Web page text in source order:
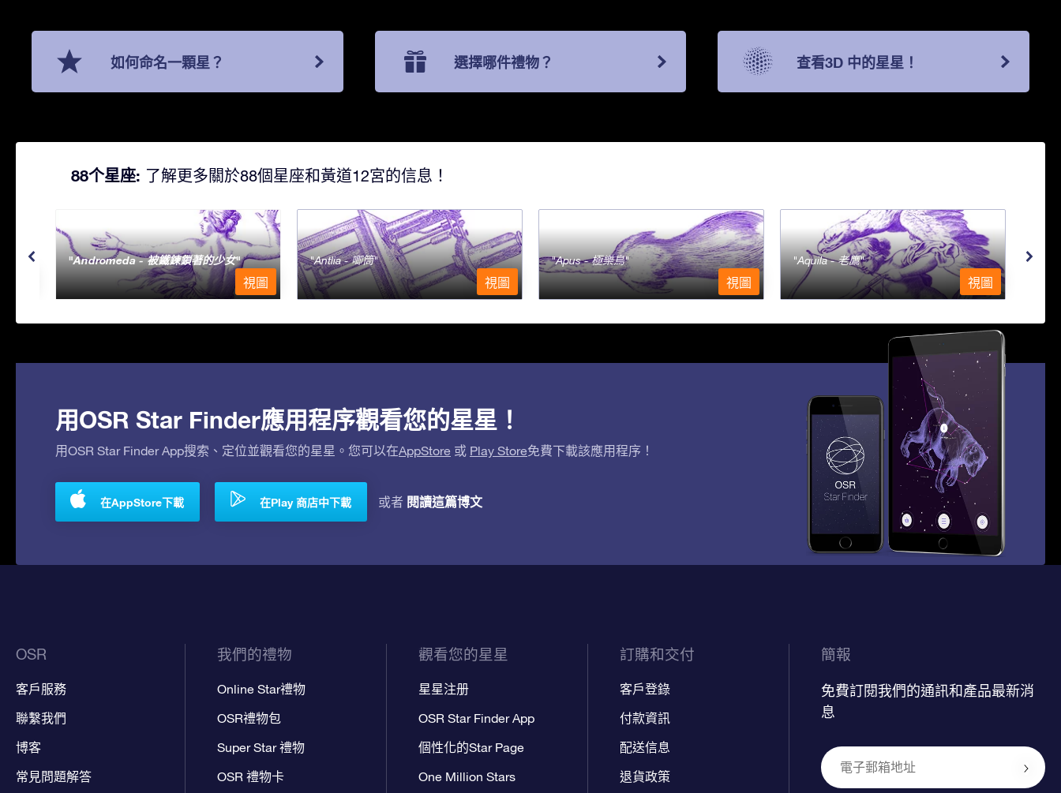
如何命名一顆星？ 選擇哪件禮物？ 查看3D 中的星星！
88个星座: 了解更多關於88個星座和黃道12宮的信息！
Andromeda - 被鐵鍊鎖著的少女
視圖
Antlia - 唧筒
視圖
Apus - 極樂鳥
視圖
Aquila - 老鷹
視圖
用OSR Star Finder應用程序觀看您的星星！
用OSR Star Finder App搜索、定位並觀看您的星星。您可以在AppStore 或 Play Store免費下載該應用程序！
在AppStore下載 在Play 商店中下載 或者 閱讀這篇博文
OSR
客戶服務
聯繫我們
博客
常見問題解答
我們的禮物
Online Star禮物
OSR禮物包
Super Star 禮物
OSR 禮物卡
觀看您的星星
星星注册
OSR Star Finder App
個性化的Star Page
One Million Stars
訂購和交付
客戶登錄
付款資訊
配送信息
退貨政策
簡報
免費訂閱我們的通訊和產品最新消
息